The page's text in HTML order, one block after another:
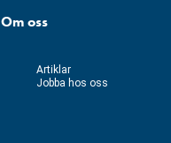
Om oss
Artiklar
Jobba hos oss